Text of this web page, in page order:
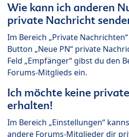
Wie kann ich anderen
private Nachricht
Im Bereich „Private
Button „Neue PN“ private
Feld „Empfänger“ gibst du den
Forums-Mitglieds ein.
Ich möchte keine
erhalten!
Im Bereich „Einstellungen“
andere Forums-Mitglieder dir